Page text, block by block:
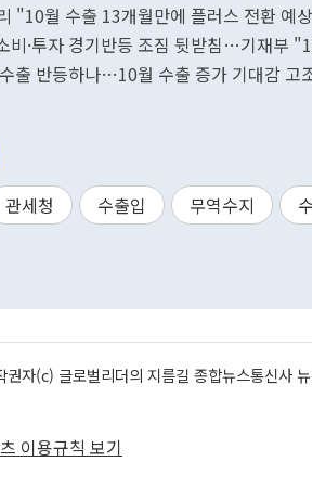
"10월 수출 13개월만에 플러스 전환 예
비·투자 경기반등 조짐 뒷받침…기재부
출 반등하나…10월 수출 증가 기대감 고
관세청 수출입 무역수지
권자(c) 글로벌리더의 지름길 종합뉴스통신사
이용규칙 보기